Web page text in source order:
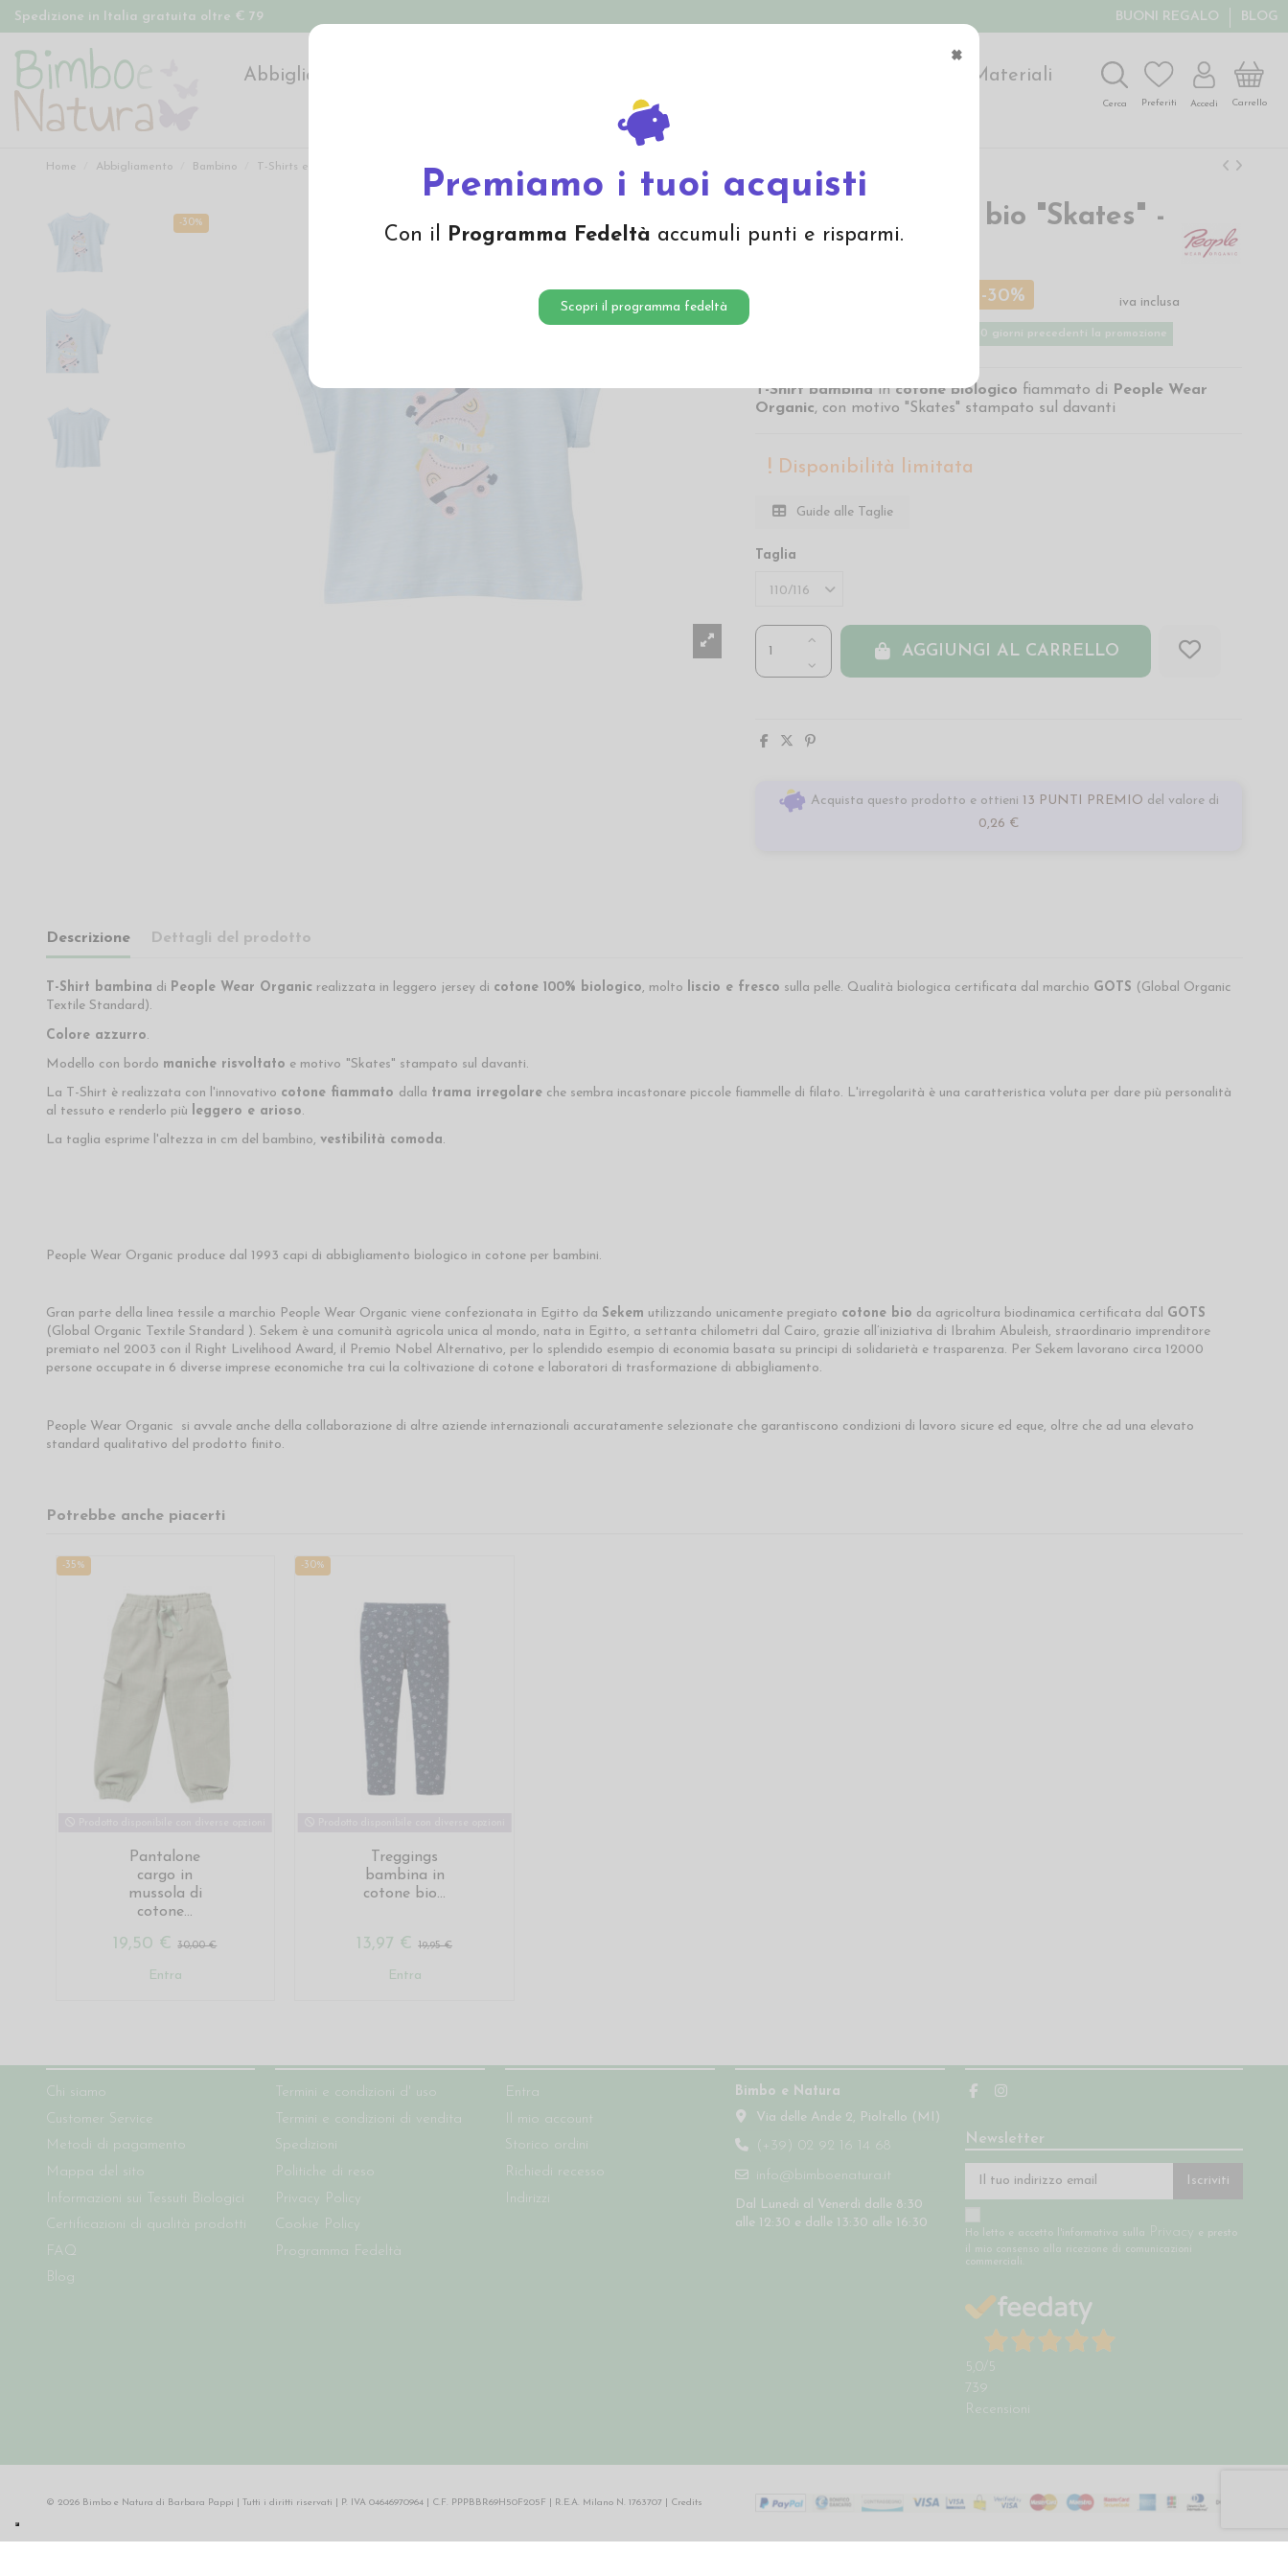
×
Premiamo i tuoi acquisti
Con il Programma Fedeltà accumuli punti e risparmi.
Scopri il programma fedeltà
Spedizione in Italia gratuita oltre € 79 BUONI REGALO BLOG
Abbigliamento
Materiali
Offerte
Cerca Preferiti Accedi Carrello
Home Abbigliamento Bambino T-Shirts e Magliette T-Shirt in cotone bio "Skates" - col. azzurro
-30%
T-Shirt in cotone bio "Skates" -
col. azzurro
-30% iva inclusa
12,60 € Prezzo più basso applicato nei 30 giorni precedenti la promozione
T-Shirt bambinaincotone biologico fiammato di
People Wear
Organic, con motivo "Skates" stampato sul davanti
Disponibilità limitata
Guide alle Taglie
Taglia
AGGIUNGI AL CARRELLO
Acquista questo prodotto e ottieni 13 PUNTI PREMIO del valore di
0,26 €
Descrizione Dettagli del prodotto
T-Shirt bambina di People Wear Organic realizzata in leggero jersey di cotone 100% biologico, molto liscio e fresco sulla pelle. Qualità biologica certificata dal marchio GOTS (Global Organic
Textile Standard).
Colore azzurro.
Modello con bordo maniche risvoltato e motivo "Skates" stampato sul davanti.
La T-Shirt è realizzata con l'innovativo cotone fiammato dalla trama irregolareche sembra incastonare piccole fiammelle di filato. L'irregolarità è una caratteristica voluta per dare più personalità
al tessuto e renderlo più
leggero e arioso.
La taglia esprime l'altezza in cm del bambino, vestibilità comoda.
People Wear Organic produce dal 1993 capi di abbigliamento biologico in cotone per bambini.
Gran parte della linea tessile a marchio People Wear Organic viene confezionata in Egitto da Sekem utilizzando unicamente pregiato cotone bio da agricoltura biodinamica certificata dal GOTS
(Global Organic Textile Standard ). Sekem è una comunità agricola unica al mondo, nata in Egitto, a settanta chilometri dal Cairo, grazie all’iniziativa di Ibrahim Abuleish, straordinario imprenditore
premiato nel 2003 con il Right Livelihood Award, il Premio Nobel Alternativo, per lo splendido esempio di economia basata su principi di solidarietà e trasparenza. Per Sekem lavorano circa 12000
persone occupate in 6 diverse imprese economiche tra cui la coltivazione di cotone e laboratori di trasformazione di abbigliamento.
People Wear Organic si avvale anche della collaborazione di altre aziende internazionali accuratamente selezionate che garantiscono condizioni di lavoro sicure ed eque, oltre che ad una elevato
standard qualitativo del prodotto finito.
Potrebbe anche piacerti
-35%
Pantalone
cargo in
mussola di
cotone...
19,50 €30,00 €
Entra
-30%
Treggings
bambina in
cotone bio...
13,97 €19,95 €
Entra
Chi siamo
Customer Service
Metodi di pagamento
Mappa del sito
Informazioni sui Tessuti Biologici
Certificazioni di qualità prodotti
FAQ
Blog
Termini e condizioni d' uso
Termini e condizioni di vendita
Spedizioni
Politiche di reso
Privacy Policy
Cookie Policy
Programma Fedeltà
Entra
Il mio account
Storico ordini
Richiedi recesso
Indirizzi
Bimbo e Natura
Via delle Ande 2, Pioltello (MI)
(+39) 02 92 16 14 68
info@bimboenatura.it
Dal Lunedì al Venerdì dalle 8:30
alle 12:30 e dalle 13:30 alle 16:30
Newsletter
Iscriviti
Ho letto e accetto l'informativa sulla Privacy
e presto
il mio consenso alla ricezione di comunicazioni
commerciali.
5,0/5
739
Recensioni
© 2026 Bimbo e Natura di Barbara Pappi | Tutti i diritti riservati | P. IVA 04646970964 | C.F. PPPBBR69H50F205F | R.E.A. Milano N. 1763707 | Credits